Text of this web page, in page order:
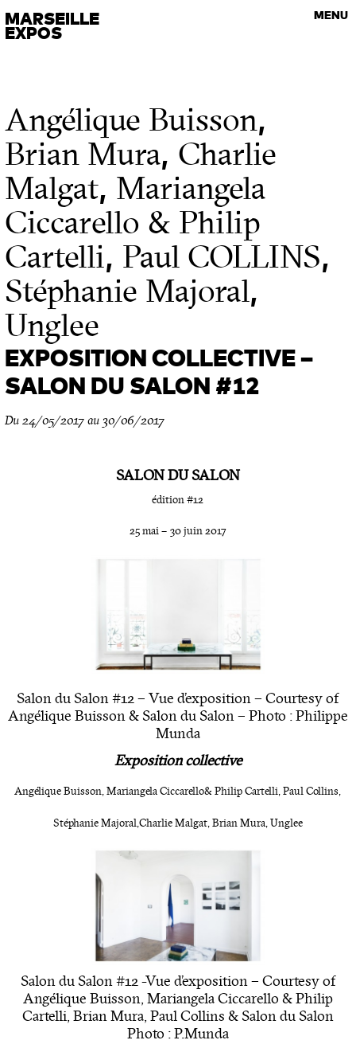
MARSEILLE
EXPOS
MENU
VISITES GUIDÉES
Les rendez-vous de l’art contemporain
Angélique Buisson,
Brian Mura, Charlie
Malgat, Mariangela
Ciccarello & Philip
Cartelli, Paul COLLINS,
Stéphanie Majoral,
Unglee
EXPOSITION COLLECTIVE –
SALON DU SALON #12
Du 24/05/2017 au 30/06/2017
SALON DU SALON
édition #12
25 mai– 30 juin 2017
Salon du Salon #12 – Vue d’exposition – Courtesy of
Angélique Buisson & Salon du Salon – Photo : Philippe
Munda
Exposition collective
Angélique Buisson, Mariangela Ciccarello & Philip Cartelli, Paul Collins,
Stéphanie Majoral, Charlie Malgat, Brian Mura, Unglee
Salon du Salon #12 -Vue d’exposition – Courtesy of
Angélique Buisson, Mariangela Ciccarello & Philip
Cartelli, Brian Mura, Paul Collins & Salon du Salon
Photo : P.Munda